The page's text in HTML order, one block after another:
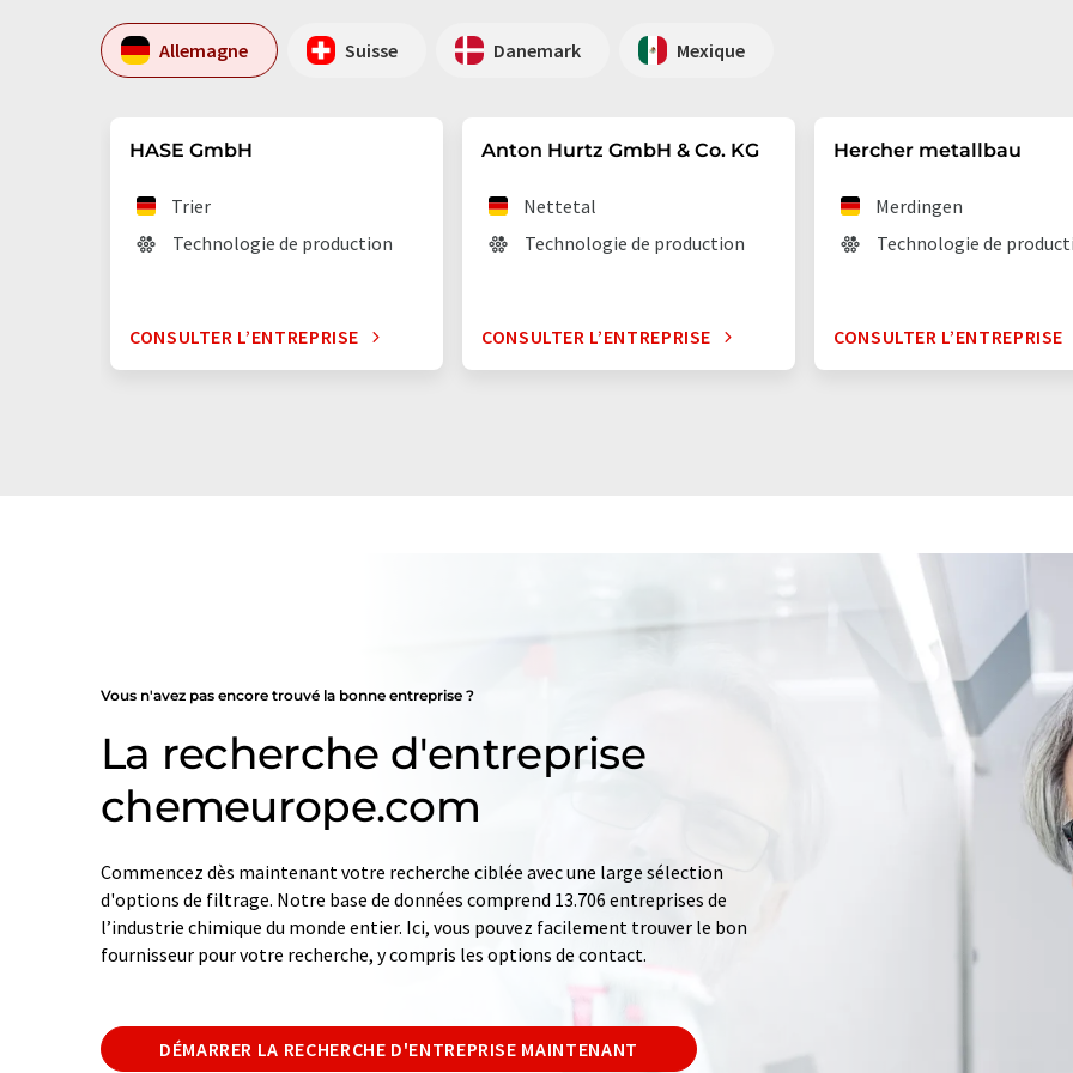
Allemagne Suisse Danemark Mexique
HASE GmbH
Trier
Technologie de production
CONSULTER L’ENTREPRISE
Anton Hurtz GmbH & Co. KG
Nettetal
Technologie de production
CONSULTER L’ENTREPRISE
Hercher metallbau
Merdingen
Technologie de
CONSULTER L’ENTREPRISE
Vous n'avez pas encore trouvé la bonne entreprise ?
La recherche d'entreprise
chemeurope.com
Commencez dès maintenant votre recherche ciblée avec une large sélection
d'options de filtrage. Notre base de données comprend 13.706 entreprises de
l’industrie chimique du monde entier. Ici, vous pouvez facilement trouver le bon
fournisseur pour votre recherche, y compris les options de contact.
DÉMARRER LA RECHERCHE D'ENTREPRISE MAINTENANT